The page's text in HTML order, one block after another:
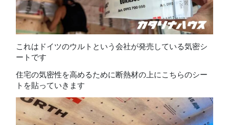
これはドイツのウルトという会社が発売している気密シ
ートです
住宅の気密性を高めるために断熱材の上にこちらのシー
トを貼っていきます